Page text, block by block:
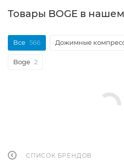
Товары BOGE в
Все 566 Дожимные
Boge 2
СПИСОК БРЕНДОВ